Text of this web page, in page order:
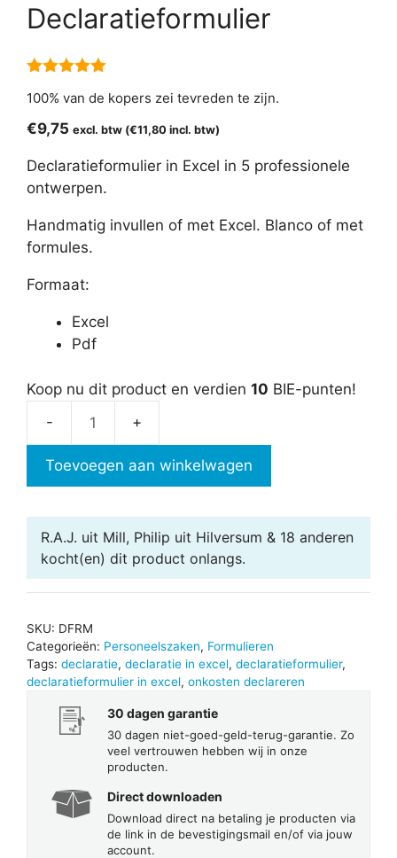
Declaratieformulier
100% van de kopers zei tevreden te zijn.
€9,75 excl. btw (€11,80 incl. btw)
Declaratieformulier in Excel in 5 professionele
ontwerpen.
Handmatig invullen of met Excel. Blanco of met
formules.
Formaat:
Excel
Pdf
Koop nu dit product en verdien 10 BIE-punten!
Toevoegen aan winkelwagen
R.A.J. uit Mill, Philip uit Hilversum & 18 anderen
kocht(en) dit product onlangs.
SKU: DFRM
Categorieën: Personeelszaken, Formulieren
Tags: declaratie, declaratie in excel, declaratieformulier,
declaratieformulier in excel, onkosten declareren
30 dagen garantie
30 dagen niet-goed-geld-terug-garantie. Zo
veel vertrouwen hebben wij in onze
producten.
Direct downloaden
Download direct na betaling je producten via
de link in de bevestigingsmail en/of via jouw
account.